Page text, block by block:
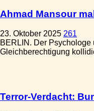
Ahmad Mansour
23. Oktober 2025 261
BERLIN. Der
Gleichberechtigung
Terror-Verdacht: